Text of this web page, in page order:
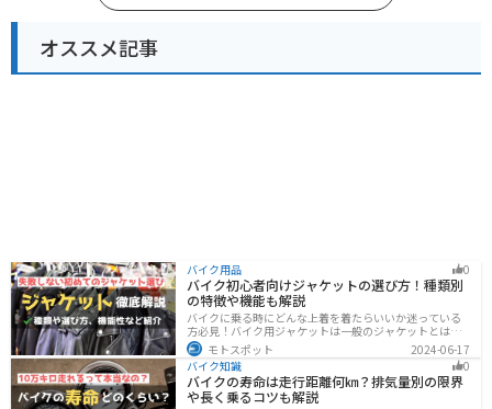
オススメ記事
バイク用品 0
バイク初心者向けジャケットの選び方！種類別
の特徴や機能も解説
バイクに乗る時にどんな上着を着たらいいか迷っている
方必見！バイク用ジャケットは一般のジャケットとは違
い、バイク専用に作られています。動きやすさ・快適
さ・機能性・デザイン性など様々なメリットがありま
す。この記事では、ジャケットの種類や選び方など初心
者が知っておくべきことをまとめました。
モトスポット
2024-06-17
バイク知識
0
バイクの寿命は走行距離何㎞？排気量別の限界
や長く乗るコツも解説